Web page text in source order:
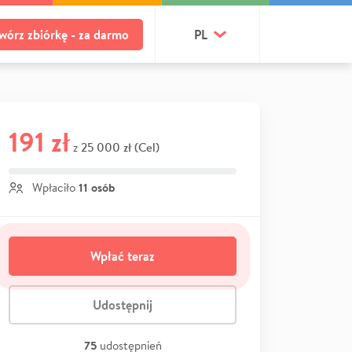
zbiórkę - za darmo PL
191 zł z 25 000 zł (Cel)
Wpłaciło 11 osób
Wpłać teraz
Udostępnij
75 udostępnień